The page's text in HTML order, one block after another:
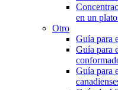
en un
Otro
Guía para
Guía para
Guía para